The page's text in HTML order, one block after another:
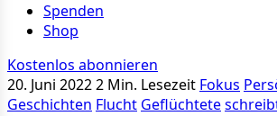
Spenden
Shop
Kostenlos abonnieren
20. Juni 20222 Min. Lesezeit Fokus
Geschichten Flucht Geflüchtete